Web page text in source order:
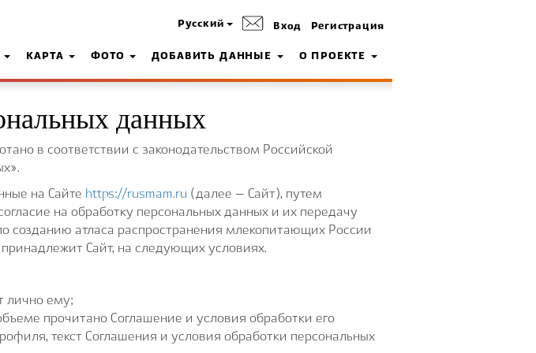
Русский Вход Регистрация
КАРТА ФОТО ДОБАВИТЬ ДАННЫЕ О ПРОЕКТЕ
данных
в соответствии с законодательством Российской
на Сайте https://rusmam.ru (далее – Сайт), путем
на обработку персональных данных и их передачу
созданию атласа распространения млекопитающих России
Сайт, на следующих условиях.
лично ему;
прочитано Соглашение и условия обработки его
текст Соглашения и условия обработки персональных